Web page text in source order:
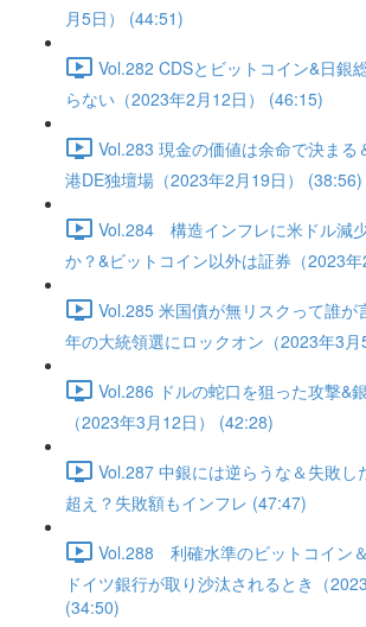
月5日） (44:51)
Vol.282 CDSとビットコイン&日銀
らない（2023年2月12日） (46:15)
Vol.283 現金の価値は余命で決まる
港DE独壇場（2023年2月19日） (38:56)
Vol.284 構造インフレに米ドル減
か？&ビットコイン以外は証券（2023
Vol.285 米国債が無リスクって誰が
年の大統領選にロックオン（2023年3
Vol.286 ドルの蛇口を狙った攻撃&
（2023年3月12日） (42:28)
Vol.287 中銀には逆らうな＆失敗し
超え？失敗額もインフレ (47:47)
Vol.288 利確水準のビットコイン
ドイツ銀行が取り沙汰されるとき（
(34:50)